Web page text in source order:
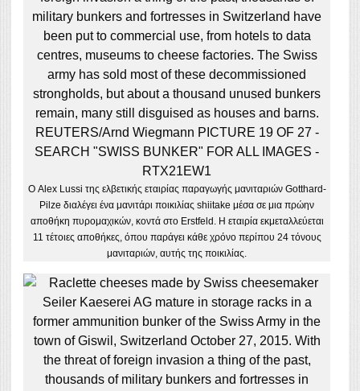
Ο Alex Lussi της ελβετικής εταιρίας παραγωγής μανιταριών Gotthard-
Pilze διαλέγει ένα μανιτάρι ποικιλίας shiitake μέσα σε μια πρώην
αποθήκη πυρομαχικών, κοντά στο Erstfeld. Η εταιρία εκμεταλλεύεται
11 τέτοιες αποθήκες, όπου παράγει κάθε χρόνο περίπου 24 τόνους
μανιταριών, αυτής της ποικιλίας.